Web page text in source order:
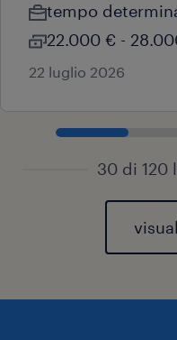
tempo
22.000 € -
22 luglio 2026
30 di 120